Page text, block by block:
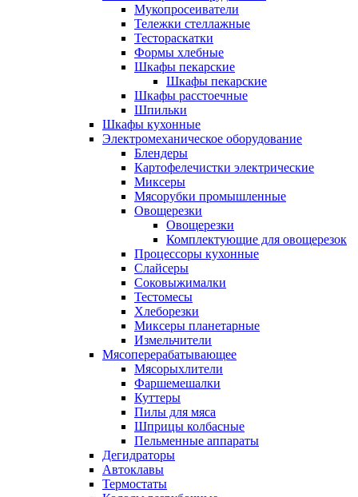
Мукопросеиватели
Тележки стеллажные
Тестораскатки
Формы хлебные
Шкафы пекарские
Шкафы пекарские
Шкафы расстоечные
Шпильки
Шкафы кухонные
Электромеханическое оборудование
Блендеры
Картофелечистки электрические
Миксеры
Мясорубки промышленные
Овощерезки
Овощерезки
Комплектующие для овощерезок
Процессоры кухонные
Слайсеры
Соковыжималки
Тестомесы
Хлеборезки
Миксеры планетарные
Измельчители
Мясоперерабатывающее
Мясорыхлители
Фаршемешалки
Куттеры
Пилы для мяса
Шприцы колбасные
Пельменные аппараты
Дегидраторы
Автоклавы
Термостаты